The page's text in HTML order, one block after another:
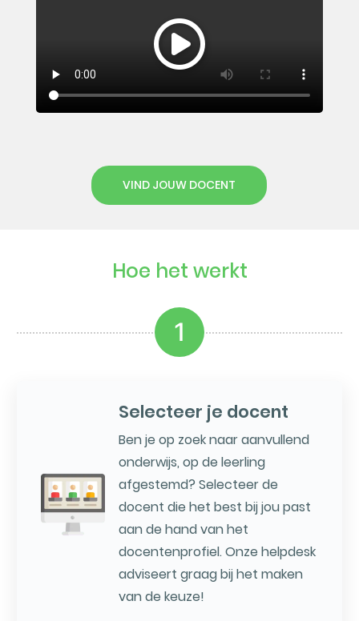
VIND JOUW DOCENT
Hoe het werkt
1
Selecteer je docent
Ben je op zoek naar aanvullend
onderwijs, op de leerling
afgestemd? Selecteer de
docent die het best bij jou past
aan de hand van het
docentenprofiel. Onze helpdesk
adviseert graag bij het maken
van de keuze!